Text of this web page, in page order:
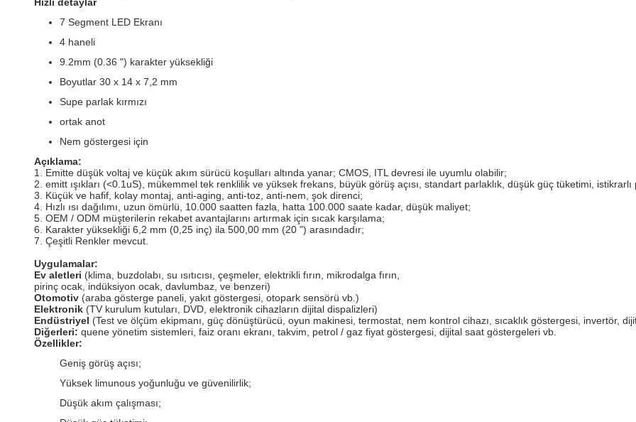
7 Segment LED Ekranı
4 haneli
9.2mm (0.36 ") karakter yüksekliği
Boyutlar 30 x 14 x 7,2 mm
Supe parlak kırmızı
ortak anot
Nem göstergesi için
Açıklama:
1. Emitte düşük voltaj ve küçük akım sürücü koşulları altında yanar; CMOS, ITL devresi ile uyumlu olabilir;
2. emitt ışıkları (<0.1uS), mükemmel tek renklilik ve yüksek frekans, büyük görüş açısı, standart parlaklık, düşük güç tüketimi,
3. Küçük ve hafif, kolay montaj, anti-aging, anti-toz, anti-nem, şok direnci;
4. Hızlı ısı dağılımı, uzun ömürlü, 10.000 saatten fazla, hatta 100.000 saate kadar, düşük maliyet;
5. OEM / ODM müşterilerin rekabet avantajlarını artırmak için sıcak karşılama;
6. Karakter yüksekliği 6,2 mm (0,25 inç) ila 500,00 mm (20 ") arasındadır;
7. Çeşitli Renkler mevcut.
Uygulamalar:
Ev aletleri (klima, buzdolabı, su ısıtıcısı, çeşmeler, elektrikli fırın, mikrodalga fırın,
pirinç ocak, indüksiyon ocak, davlumbaz, ve benzeri)
Otomotiv (araba gösterge paneli, yakıt göstergesi, otopark sensörü vb.)
Elektronik (TV kurulum kutuları, DVD, elektronik cihazların dijital dispalizleri)
Endüstriyel (Test ve ölçüm ekipmanı, güç dönüştürücü, oyun makinesi, termostat, nem kontrol cihazı, sıcaklık göstergesi, invertör,
Diğerleri: quene yönetim sistemleri, faiz oranı ekranı, takvim, petrol / gaz fiyat göstergesi, dijital saat göstergeleri vb.
Özellikler:
Geniş görüş açısı;
Yüksek limunous yoğunluğu ve güvenilirlik;
Düşük akım çalışması;